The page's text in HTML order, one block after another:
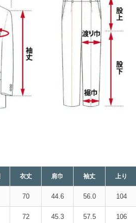
衣丈 肩巾 袖丈 上り
70 44.6 56.0 104
72 45.3 57.5 106